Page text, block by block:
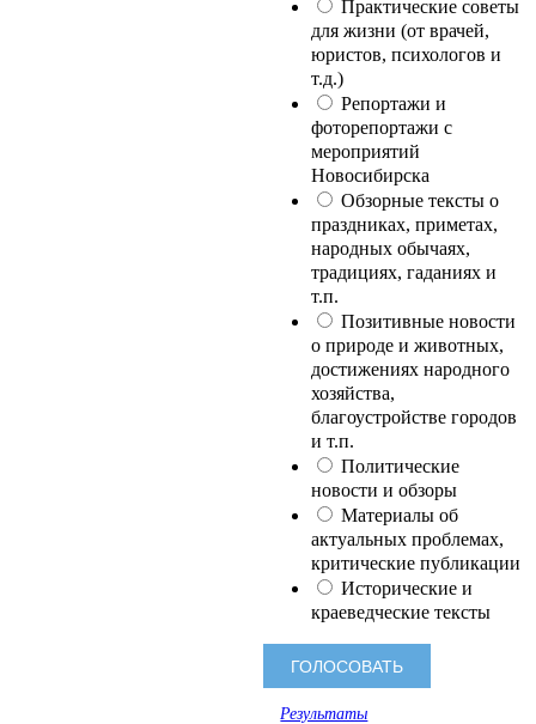
Практические советы
для жизни (от врачей,
юристов, психологов и
т.д.)
Репортажи и
фоторепортажи с
мероприятий
Новосибирска
Обзорные тексты о
праздниках, приметах,
народных обычаях,
традициях, гаданиях и
т.п.
Позитивные новости
о природе и животных,
достижениях народного
хозяйства,
благоустройстве городов
и т.п.
Политические
новости и обзоры
Материалы об
актуальных проблемах,
критические публикации
Исторические и
краеведческие тексты
Результаты